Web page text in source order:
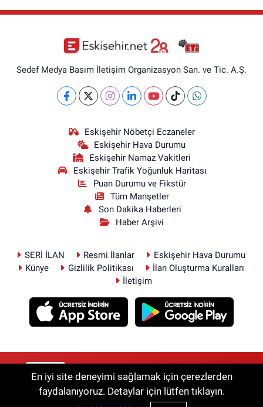
Sedef Medya Basım İletişim Organizasyon San. ve Tic. A.Ş.
Eskişehir Nöbetçi Eczaneler
Eskişehir Hava Durumu
Eskişehir Namaz Vakitleri
Eskişehir Trafik Yoğunluk Haritası
Puan Durumu ve Fikstür
Tüm Manşetler
Son Dakika Haberleri
Haber Arşivi
SERİ İLAN Resmi İlanlar
Eskişehir Hava Durumu
Künye
Gizlilik Politikası
İlan Oluşturma Kuralları
İletişim
RSS Copyright © 2026. Her hakkı saklıdır.
En iyi site deneyimi sağlamak için çerezlerden
faydalanıyoruz. Detaylar için lütfen tıklayın.